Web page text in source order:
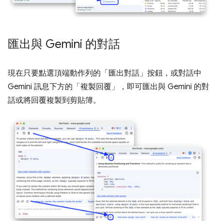
匯出與 Gemini 的對話
現在只要點選頂端動作列的「匯出對話」 按鈕，或對話中
Gemini 訊息下方的「複製回覆」
，即可匯出與 Gemini 的對
話或將回覆複製到剪貼簿。